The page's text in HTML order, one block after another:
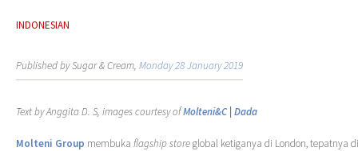
INDONESIAN
Published by Sugar & Cream, Monday 28 January 2019
Text by Anggita D. S, images courtesy ofMolteni&C Dada
Molteni Group membuka flagship storeglobal ketiganya di London, tepatnya